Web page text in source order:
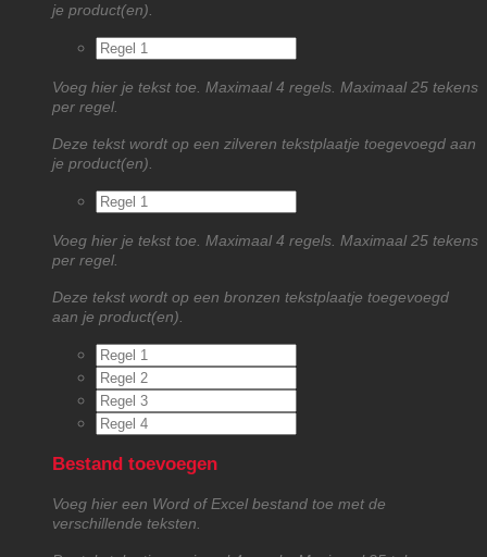
je product(en).
Voeg hier je tekst toe. Maximaal 4 regels. Maximaal 25 tekens
per regel.
Deze tekst wordt op een zilveren tekstplaatje toegevoegd aan
je product(en).
Voeg hier je tekst toe. Maximaal 4 regels. Maximaal 25 tekens
per regel.
Deze tekst wordt op een bronzen tekstplaatje toegevoegd
aan je product(en).
Bestand toevoegen
Voeg hier een Word of Excel bestand toe met de
verschillende teksten.